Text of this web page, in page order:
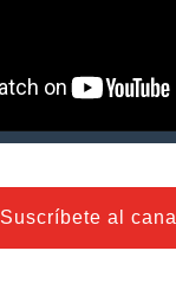
Suscríbete al canal